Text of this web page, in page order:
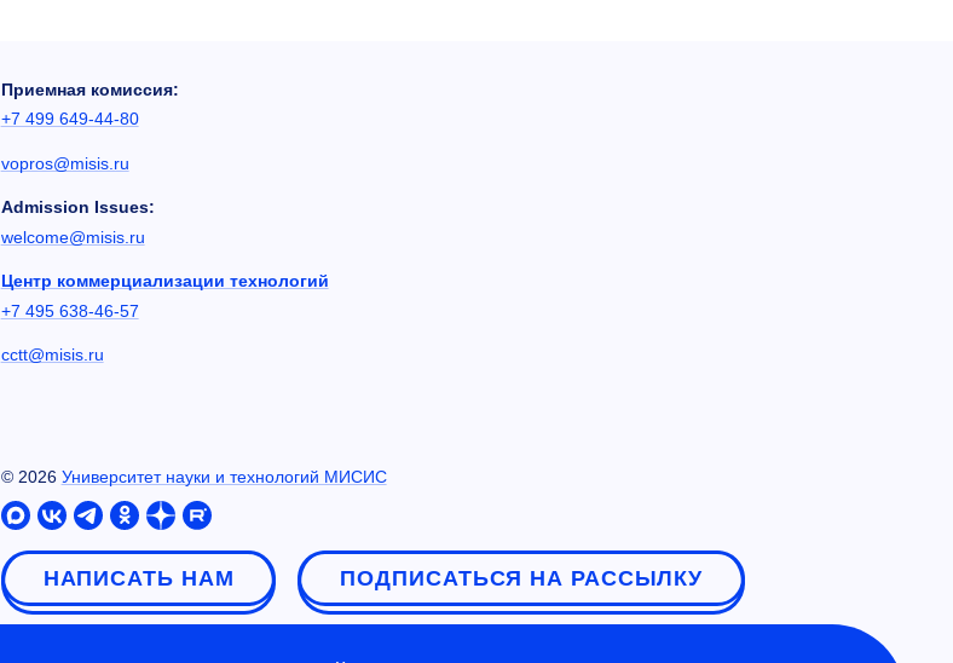
Приемная комиссия:
+7 499 649-44-80
vopros@misis.ru
Admission Issues:
welcome@misis.ru
Центр коммерциализации технологий
+7 495 638-46-57
cctt@misis.ru
© 2026 Университет науки и технологий МИСИС
НАПИСАТЬ НАМ ПОДПИСАТЬСЯ НА РАССЫЛКУ